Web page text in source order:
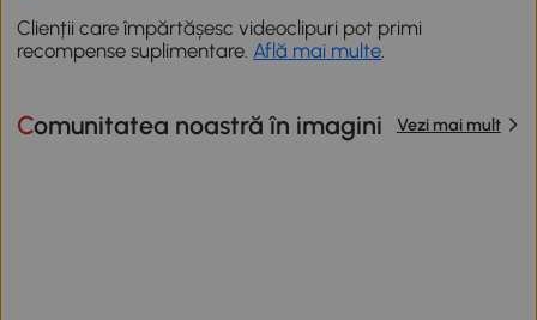
Clienții care împărtășesc videoclipuri pot primi
recompense suplimentare. Află mai multe.
Comunitatea noastră în imagini Vezi mai mult